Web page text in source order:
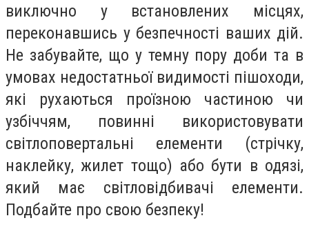
виключно у встановлених місцях,
переконавшись у безпечності ваших дій.
Не забувайте, що у темну пору доби та в
умовах недостатньої видимості пішоходи,
які рухаються проїзною частиною чи
узбіччям, повинні використовувати
світлоповертальні елементи (стрічку,
наклейку, жилет тощо) або бути в одязі,
який має світловідбивачі елементи.
Подбайте про свою безпеку!